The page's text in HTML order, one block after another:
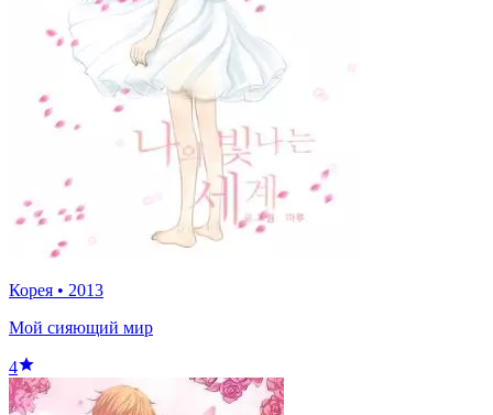
Корея • 2013
Мой сияющий мир
4